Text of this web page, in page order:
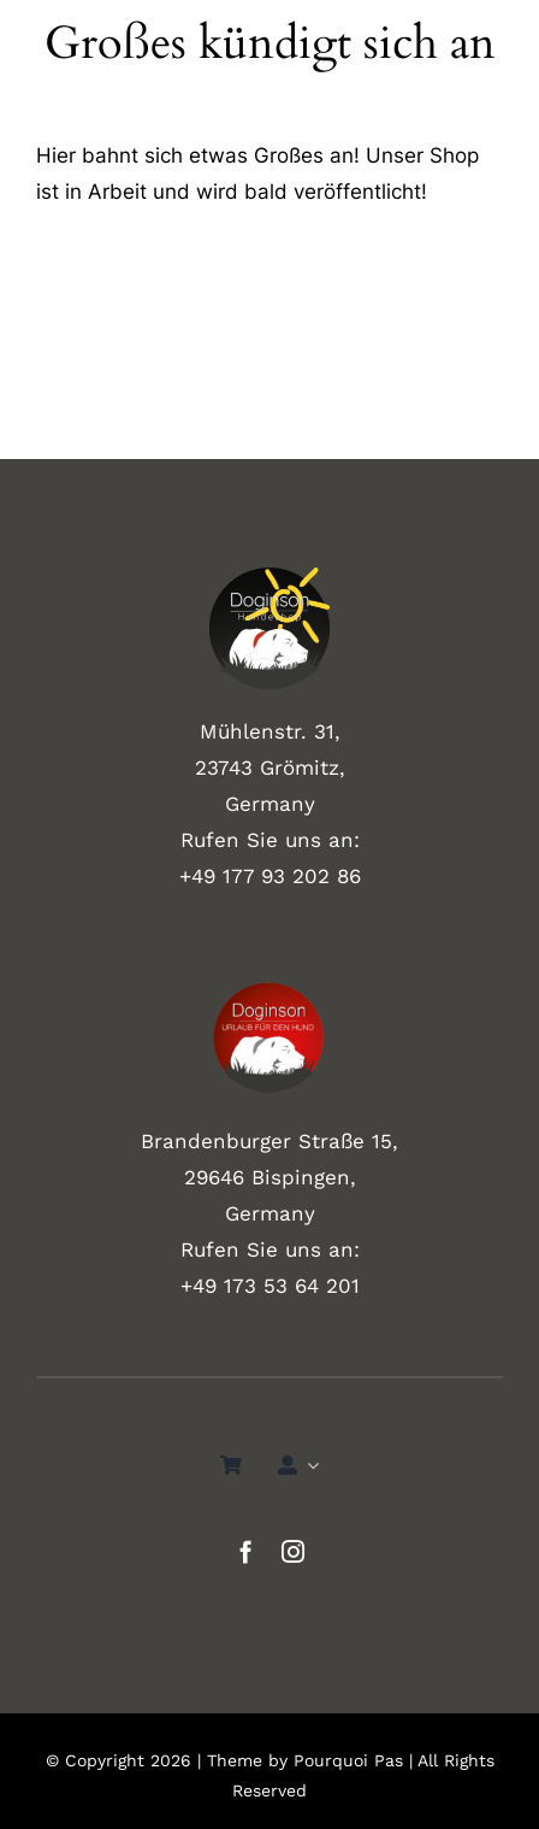
Großes kündigt sich an
Hier bahnt sich etwas Großes an! Unser Shop
ist in Arbeit und wird bald veröffentlicht!
Mühlenstr. 31,
23743 Grömitz,
Germany
Rufen Sie uns an:
+49 177 93 202 86
Brandenburger Straße 15,
29646 Bispingen,
Germany
Rufen Sie uns an:
+49 173 53 64 201
© Copyright 2026 | Theme by Pourquoi Pas| All Rights
Reserved